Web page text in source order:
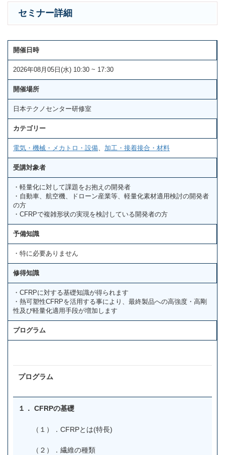
セミナー詳細
開催日時
2026年08月05日(水) 10:30 ~ 17:30
開催場所
日本テクノセンター研修室
カテゴリー
電気・機械・メカトロ・設備、 加工・接着接合・材料
受講対象者
・軽量化に対して課題をお抱えの開発者
・自動車、航空機、ドローン産業等、軽量化素材適用検討の開発者
の方
・CFRPで複雑形状の実現を検討している開発者の方
予備知識
・特に必要ありません
修得知識
・CFRPに対する基礎知識が得られます
・熱可塑性CFRPを活用する事により、最終製品への高強度・高剛
性及び軽量化適用手段が増加します
プログラム
プログラム
１． CFRPの基礎
（１）．CFRPとは(特長)
（２）．繊維の種類